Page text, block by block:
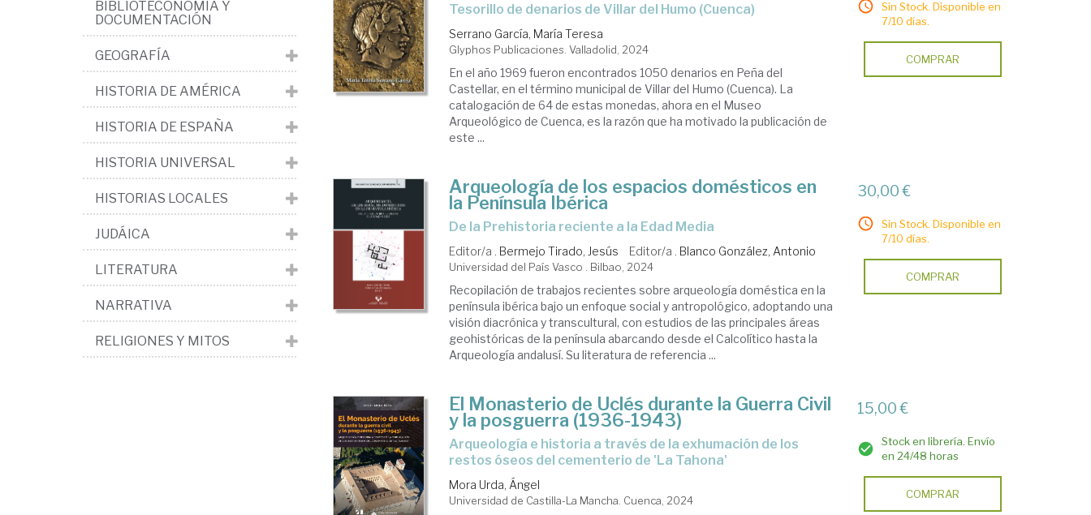
Tesorillo de denarios de Villar del Humo (Cuenca)
Serrano García, María Teresa
Glyphos Publicaciones. Valladolid, 2024
En el año 1969 fueron encontrados 1050 denarios en Peña del
Castellar, en el término municipal de Villar del Humo (Cuenca). La
catalogación de 64 de estas monedas, ahora en el Museo
Arqueológico de Cuenca, es la razón que ha motivado la publicación de
este ...
Sin Stock. Disponible en
7/10 días.
COMPRAR
Arqueología de los espacios domésticos en
la Península Ibérica
de la Prehistoria reciente a la Edad Media
Editor/a . Bermejo Tirado, Jesús Editor/a . Blanco González, Antonio
Universidad del País Vasco . Bilbao, 2024
Recopilación de trabajos recientes sobre arqueología doméstica en la
península ibérica bajo un enfoque social y antropológico, adoptando una
visión diacrónica y transcultural, con estudios de las principales áreas
geohistóricas de la península abarcando desde el Calcolítico hasta la
Arqueología andalusí. Su literatura de referencia ...
30,00 €
Sin Stock. Disponible en
7/10 días.
COMPRAR
El Monasterio de Uclés durante la Guerra Civil
y la posguerra (1936-1943)
Arqueología e historia a través de la exhumación de los
restos óseos del cementerio de 'La Tahona'
Mora Urda, Ángel
Universidad de Castilla-La Mancha. Cuenca, 2024
15,00 €
Stock en librería. Envío
en 24/48 horas
COMPRAR
BIBLIOTECONOMÍA Y
DOCUMENTACIÓN
GEOGRAFÍA
HISTORIA DE AMÉRICA
HISTORIA DE ESPAÑA
HISTORIA UNIVERSAL
HISTORIAS LOCALES
JUDÁICA
LITERATURA
NARRATIVA
RELIGIONES Y MITOS